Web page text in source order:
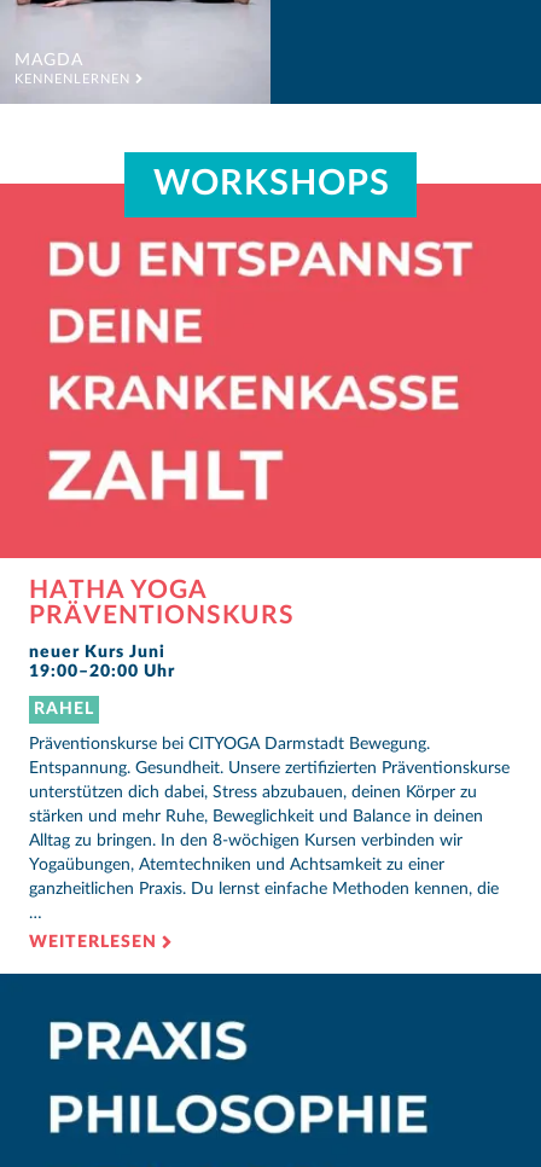
MAGDA
KENNENLERNEN
WORKSHOPS
HATHA YOGA
PRÄVENTIONSKURS
neuer Kurs Juni
19:00–20:00 Uhr
RAHEL
Präventionskurse bei CITYOGA Darmstadt Bewegung.
Entspannung. Gesundheit. Unsere zertifizierten Präventionskurse
unterstützen dich dabei, Stress abzubauen, deinen Körper zu
stärken und mehr Ruhe, Beweglichkeit und Balance in deinen
Alltag zu bringen. In den 8-wöchigen Kursen verbinden wir
Yogaübungen, Atemtechniken und Achtsamkeit zu einer
ganzheitlichen Praxis. Du lernst einfache Methoden kennen, die
…
WEITERLESEN